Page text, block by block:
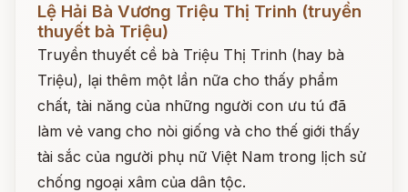
Lệ Hải Bà Vương Triệu Thị Trinh (truyền
thuyết bà Triệu)
Truyền thuyết cề bà Triệu Thị Trinh (hay bà
Triệu), lại thêm một lần nữa cho thấy phẩm
chất, tài năng của những người con ưu tú đã
làm vẻ vang cho nòi giống và cho thế giới thấy
tài sắc của người phụ nữ Việt Nam trong lịch sử
chống ngoại xâm của dân tộc.